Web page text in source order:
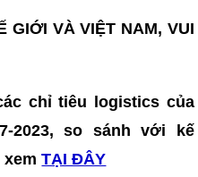
GIỚI VÀ VIỆT NAM, VUI
chỉ tiêu logistics của
2023, so sánh với kế
xemTẠI ĐÂY